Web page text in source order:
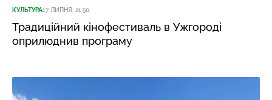
КУЛЬТУРА17 ЛИПНЯ, 21:50
Традиційний кінофестиваль в Ужгороді
оприлюднив програму